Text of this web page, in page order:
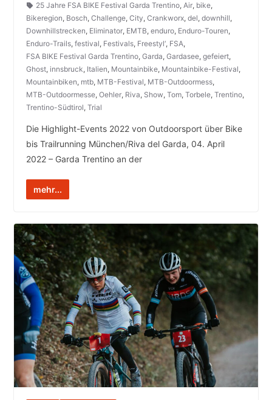
25 Jahre FSA BIKE Festival Garda Trentino, Air, bike,
Bikeregion, Bosch, Challenge, City, Crankworx, del, downhill,
Downhillstrecken, Eliminator, EMTB, enduro, Enduro-Touren,
Enduro-Trails, festival, Festivals, Freestyl‘, FSA,
FSA BIKE Festival Garda Trentino, Garda, Gardasee, gefeiert,
Ghost, innsbruck, Italien, Mountainbike, Mountainbike-Festival,
Mountainbiken, mtb, MTB-Festival, MTB-Outdoormess,
MTB-Outdoormesse, Oehler, Riva, Show, Tom, Torbele, Trentino,
Trentino-Südtirol, Trial
Die Highlight-Events 2022 von Outdoorsport über Bike
bis Trailrunning München/Riva del Garda, 04. April
2022 – Garda Trentino an der
mehr...